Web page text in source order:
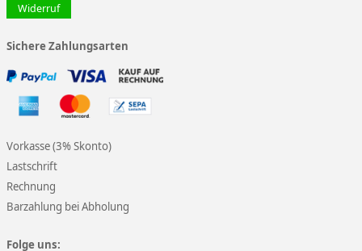
Widerruf
Sichere Zahlungsarten
Vorkasse (3% Skonto)
Lastschrift
Rechnung
Barzahlung bei Abholung
Folge uns: